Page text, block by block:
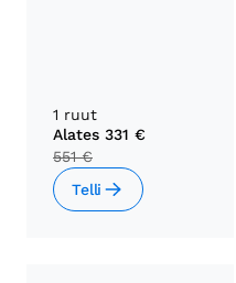
1 ruut
Alates 331 €
551 €
Telli